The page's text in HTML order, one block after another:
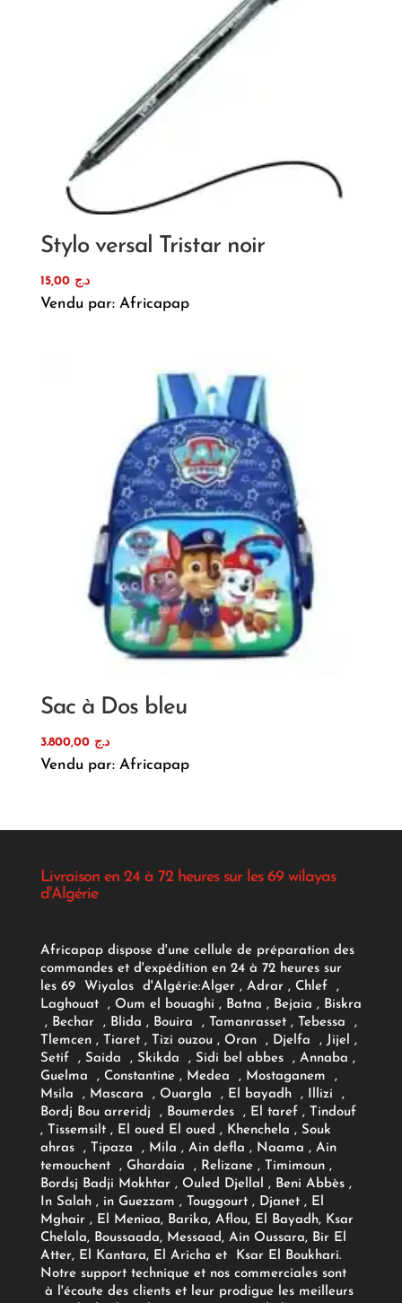
Stylo versal Tristar noir
د.ج 15,00
Vendu par: Africapap
Sac à Dos bleu
د.ج 3.800,00
Vendu par: Africapap
Livraison en 24 à 72 heures sur les 69 wilayas
d'Algérie
Africapap dispose d'une cellule de préparation des
commandes et d'expédition en 24 à 72 heures sur
les 69 Wiyalas d'Algérie:Alger , Adrar, Chlef ,
Laghouat , Oum el bouaghi , Batna , Bejaia , Biskra
, Bechar , Blida , Bouira , Tamanrasset , Tebessa ,
Tlemcen , Tiaret , Tizi ouzou , Oran , Djelfa , Jijel ,
Setif , Saida , Skikda , Sidi bel abbes , Annaba ,
Guelma , Constantine , Medea , Mostaganem ,
Msila , Mascara , Ouargla , El bayadh , Illizi ,
Bordj Bou arreridj , Boumerdes , El taref , Tindouf
, Tissemsilt , El oued El oued , Khenchela , Souk
ahras , Tipaza , Mila , Ain defla , Naama , Ain
temouchent , Ghardaia , Relizane , Timimoun ,
Bordsj Badji Mokhtar , Ouled Djellal , Beni Abbès ,
In Salah , in Guezzam , Touggourt , Djanet , El
Mghair , El Meniaa, Barika, Aflou, El Bayadh, Ksar
Chelala, Boussaada, Messaad, Ain Oussara, Bir El
Atter, El Kantara, El Aricha et Ksar El Boukhari.
Notre support technique et nos commerciales sont
à l'écoute des clients et leur prodigue les meilleurs